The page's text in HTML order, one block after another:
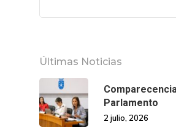
Últimas Noticias
Parlamento
2 julio, 2026